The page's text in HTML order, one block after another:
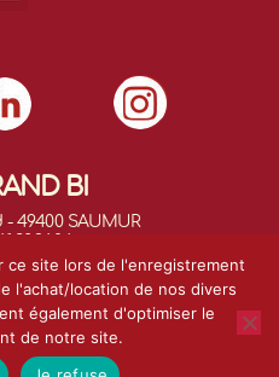
BI
49400 SAUMUR
bi.fr
générales de vente
ce site lors de l'enregistrement
l'achat/location de nos divers
également d'optimiser le
de notre site.